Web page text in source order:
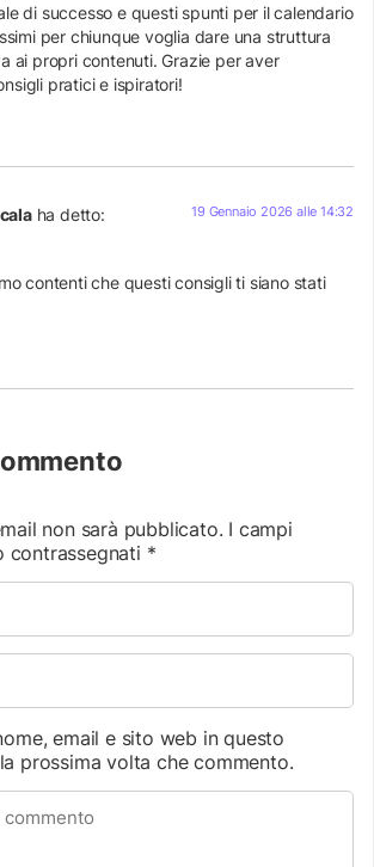
di successo e questi spunti per il calendario
per chiunque voglia dare una struttura
ai propri contenuti. Grazie per aver
pratici e ispiratori!
ha detto: 19 Gennaio 2026 alle 14:32
contenti che questi consigli ti siano stati
non sarà pubblicato. I campi
contrassegnati *
email e sito web in questo
prossima volta che commento.